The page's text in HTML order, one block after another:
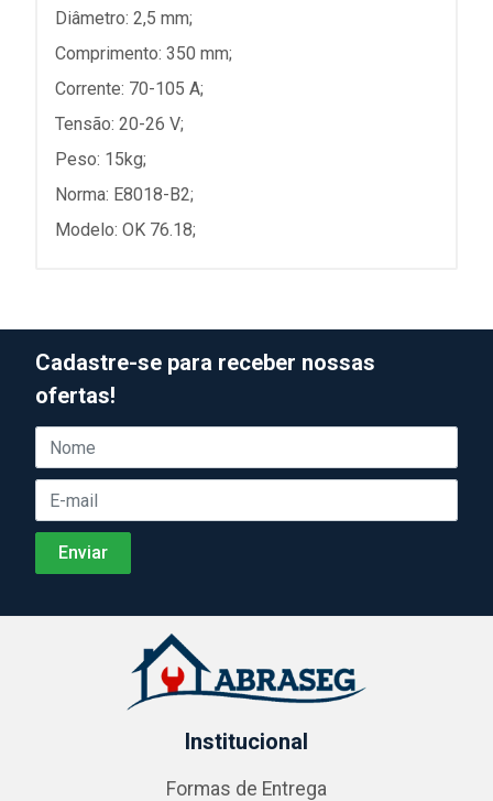
Diâmetro: 2,5 mm;
Comprimento: 350 mm;
Corrente: 70-105 A;
Tensão: 20-26 V;
Peso: 15kg;
Norma: E8018-B2;
Modelo: OK 76.18;
Cadastre-se para receber nossas
ofertas!
Institucional
Formas de Entrega